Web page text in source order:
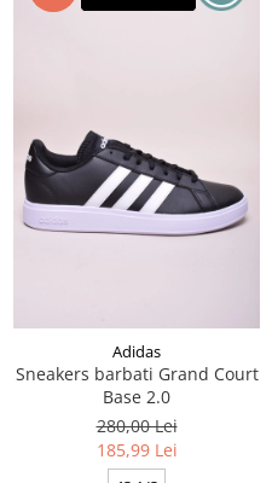
Adidas
Sneakers barbati Grand Court
Base 2.0
280,00 Lei
185,99 Lei